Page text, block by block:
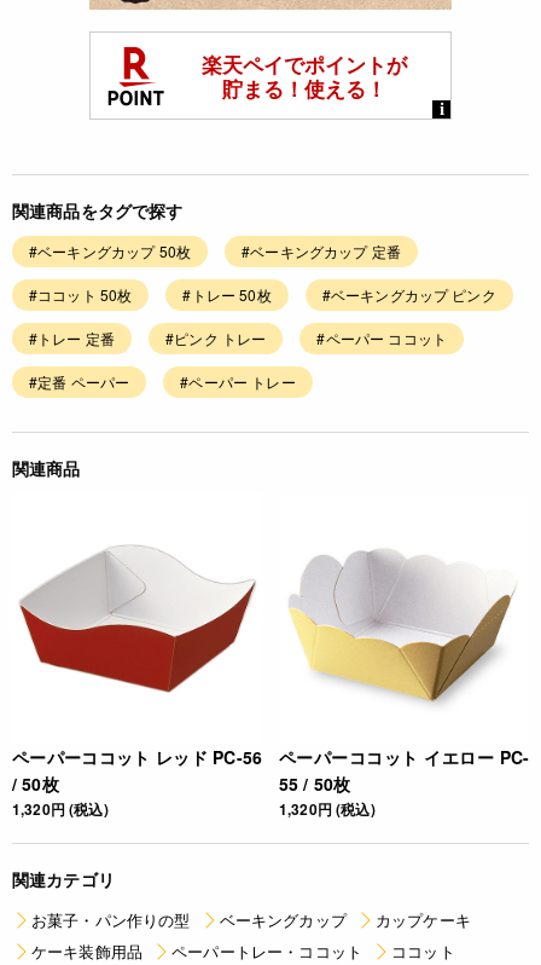
関連商品をタグで探す
#ベーキングカップ 50枚 #ベーキングカップ 定番
#ココット 50枚 #トレー 50枚 #ベーキングカップ ピンク
#トレー 定番 #ピンク トレー #ペーパー ココット
#定番 ペーパー #ペーパー トレー
関連商品
ペーパーココット レッド PC-56
/ 50枚
1,320円 (税込)
ペーパーココット イエロー PC-
55 / 50枚
1,320円 (税込)
関連カテゴリ
お菓子・パン作りの型 ベーキングカップ
カップケーキ
ケーキ装飾用品
ペーパートレー・ココット ココット